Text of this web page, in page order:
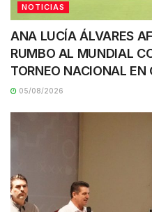
NOTICIAS
ANA LUCÍA ÁLVARES
RUMBO AL MUNDIAL
TORNEO NACIONAL EN
05/08/2026